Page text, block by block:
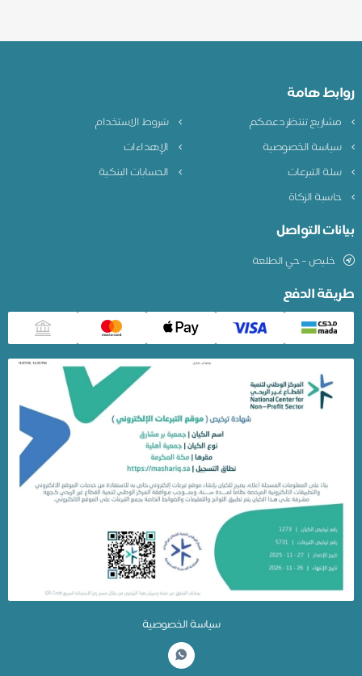
هامة
مشاريع تنتظر دعمكم
شروط الاستخدام
سياسة الخصوصية
الإهداءات
سلة التبرعات
الحسابات البنكية
حاسبة الزكاة
التواصل
خليص – حي الطلعة
الدفع
سياسة الخصوصية